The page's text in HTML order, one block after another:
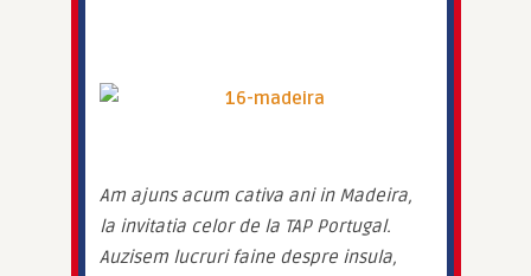
Am ajuns acum cativa ani in Madeira,
la invitatia celor de la TAP Portugal.
Auzisem lucruri faine despre insula,